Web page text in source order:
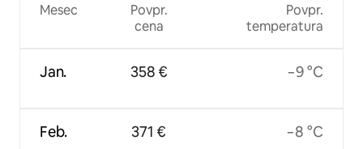
Mesec
Jan.
Feb.
Povpr.
cena
358 €
371 €
Povpr.
temperatura
−9 °C
−8 °C